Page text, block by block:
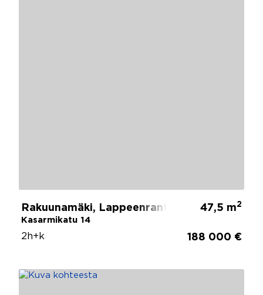
Rakuunamäki, Lappeenranta
Kasarmikatu 14
47,5 m2
2h+k 188 000 €